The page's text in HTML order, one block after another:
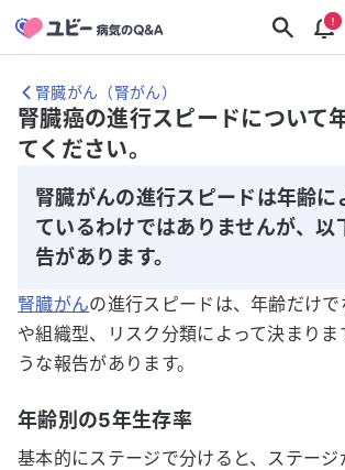
腎臓がん（腎がん）
腎臓癌の進行スピードについて
てください。
腎臓がんの進行スピードは年齢に
ているわけではありませんが、以
告があります。
腎臓がんの進行スピードは、年齢だけで
や組織型、リスク分類によって決まりま
うな報告があります。
年齢別の5年生存率
基本的にステージで分けると、ステー